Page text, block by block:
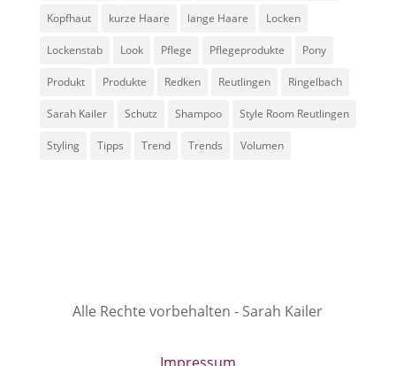
Kopfhaut kurze Haare lange Haare Locken
Lockenstab Look Pflege Pflegeprodukte Pony
Produkt Produkte Redken Reutlingen Ringelbach
Sarah Kailer Schutz Shampoo Style Room Reutlingen
Styling Tipps Trend Trends Volumen
Alle Rechte vorbehalten - Sarah Kailer